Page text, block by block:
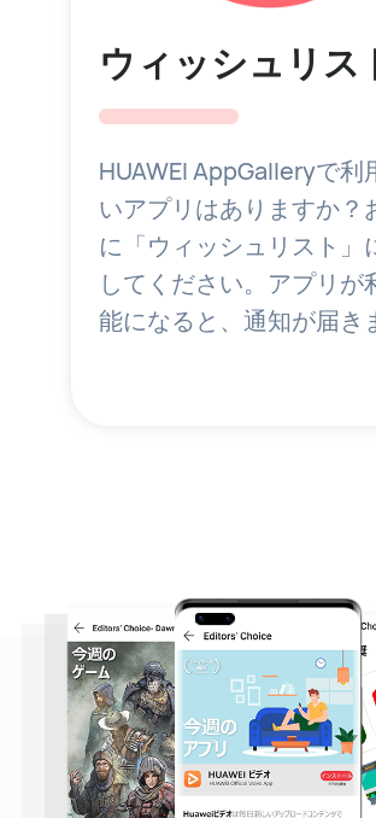
ウィッシュリス
HUAWEI AppGalleryで利
いアプリはありますか？
に「ウィッシュリスト」
してください。アプリが
能になると、通知が届き